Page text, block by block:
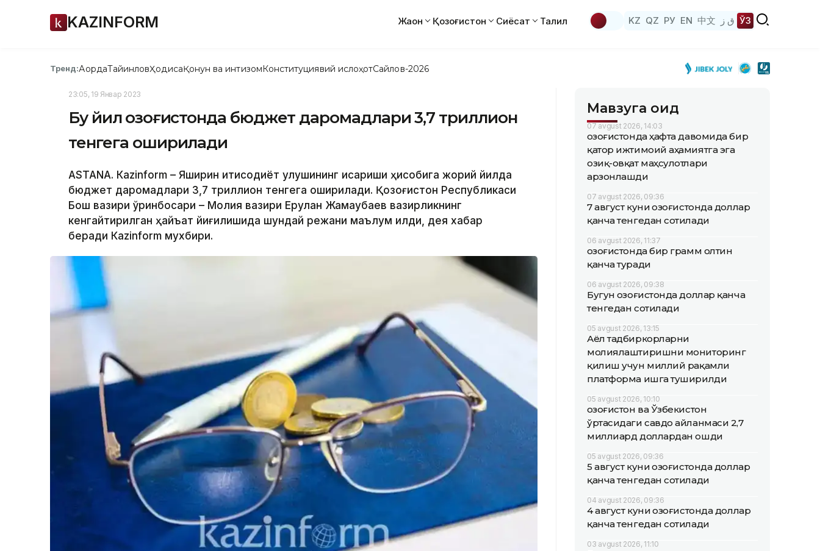
KAZINFORM Жаҳон Қозоғистон Сиёсат Таҳлил KZ QZ РУ EN 中文 ق ز ЎЗ
Тренд:АқордаТайинловҲодисаҚонун ва интизомКонституциявий ислоҳотСайлов-2026
23:05, 19 Январ 2023
Бу йил Қозоғистонда бюджет даромадлари 3,7 триллион
тенгега оширилади
ASTANА. Кazinform – Яширин иқтисодиёт улушининг қисқариши ҳисобига жорий йилда
бюджет даромадлари 3,7 триллион тенгега оширилади. Қозоғистон Республикаси
Бош вазири ўринбосари – Молия вазири Ерулан Жамаубаев вазирликнинг
кенгайтирилган ҳайъат йиғилишида шундай режани маълум қилди, дея хабар
беради Кazinform мухбири.
Мавзуга оид
07 avgust 2026, 14:03
Қозоғистонда ҳафта давомида бир
қатор ижтимоий аҳамиятга эга
озиқ-овқат маҳсулотлари
арзонлашди
07 avgust 2026, 09:36
7 август куни Қозоғистонда доллар
қанча тенгедан сотилади
06 avgust 2026, 11:37
Қозоғистонда бир грамм олтин
қанча туради
06 avgust 2026, 09:38
Бугун Қозоғистонда доллар қанча
тенгедан сотилади
05 avgust 2026, 13:15
Аёл тадбиркорларни
молиялаштиришни мониторинг
қилиш учун миллий рақамли
платформа ишга туширилди
05 avgust 2026, 10:10
Қозоғистон ва Ўзбекистон
ўртасидаги савдо айланмаси 2,7
миллиард доллардан ошди
05 avgust 2026, 09:36
5 август куни Қозоғистонда доллар
қанча тенгедан сотилади
04 avgust 2026, 09:36
4 август куни Қозоғистонда доллар
қанча тенгедан сотилади
03 avgust 2026, 11:10